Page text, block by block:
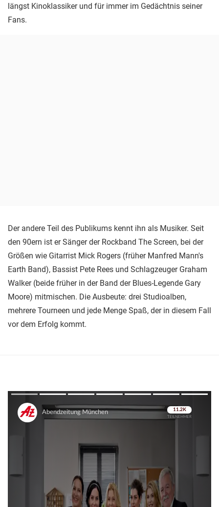
längst Kinoklassiker und für immer im Gedächtnis seiner
Fans.
Der andere Teil des Publikums kennt ihn als Musiker. Seit
den 90ern ist er Sänger der Rockband The Screen, bei der
Größen wie Gitarrist Mick Rogers (früher Manfred Mann's
Earth Band), Bassist Pete Rees und Schlagzeuger Graham
Walker (beide früher in der Band der Blues-Legende Gary
Moore) mitmischen. Die Ausbeute: drei Studioalben,
mehrere Tourneen und jede Menge Spaß, der in diesem Fall
vor dem Erfolg kommt.
Überspringen